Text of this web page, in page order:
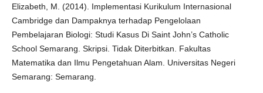
Elizabeth, M. (2014). Implementasi Kurikulum Internasional
Cambridge dan Dampaknya terhadap Pengelolaan
Pembelajaran Biologi: Studi Kasus Di Saint John’s Catholic
School Semarang. Skripsi. Tidak Diterbitkan. Fakultas
Matematika dan Ilmu Pengetahuan Alam. Universitas Negeri
Semarang: Semarang.